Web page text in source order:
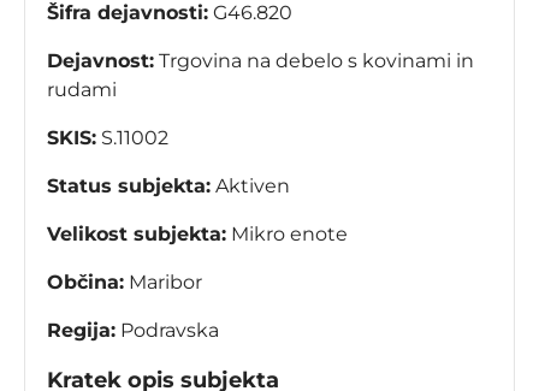
Šifra dejavnosti: G46.820
Dejavnost: Trgovina na debelo s kovinami in
rudami
SKIS: S.11002
Status subjekta: Aktiven
Velikost subjekta: Mikro enote
Občina: Maribor
Regija: Podravska
Kratek opis subjekta